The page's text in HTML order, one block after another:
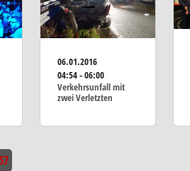
06.01.2016
04:54 - 06:00
Verkehrsunfall mit
zwei Verletzten